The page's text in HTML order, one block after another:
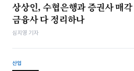
상상인, 수협은행과 증권사 매
금융사 다 정리하나
심지영 기자
산업